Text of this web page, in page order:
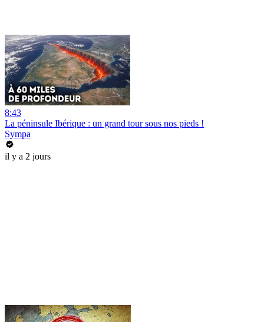
8:43
La péninsule Ibérique : un grand tour sous nos pieds !
Sympa
il y a 2 jours